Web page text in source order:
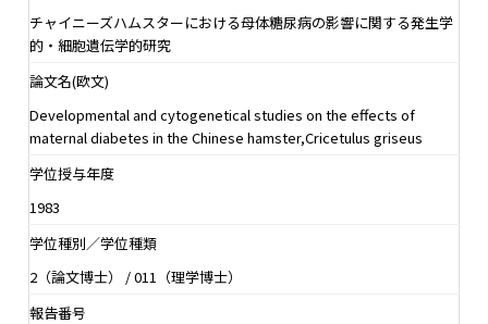
チャイニーズハムスターにおける母体糖尿病の影響に関する発生学
的・細胞遺伝学的研究
論文名(欧文)
Developmental and cytogenetical studies on the effects of
maternal diabetes in the Chinese hamster,Cricetulus griseus
学位授与年度
1983
学位種別／学位種類
2（論文博士） / 011（理学博士）
報告番号